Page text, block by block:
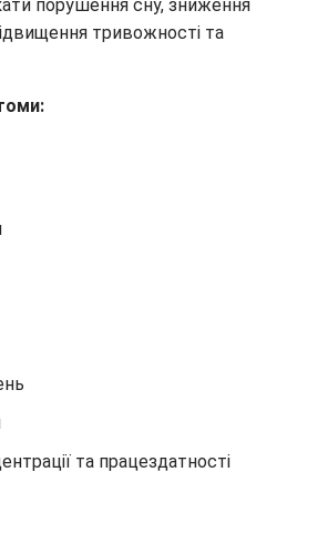
порушення сну, зниження
тривожності та
та працездатності